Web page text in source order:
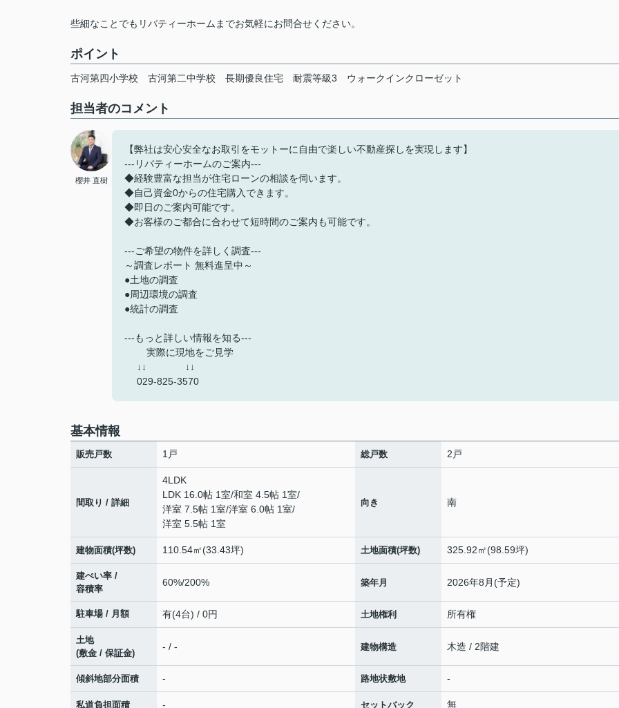
些細なことでもリバティーホームまでお気軽にお問合せください。
ポイント
古河第四小学校 古河第二中学校 長期優良住宅 耐震等級3 ウォークインクローゼット
担当者のコメント
櫻井 直樹
【弊社は安心安全なお取引をモットーに自由で楽しい不動産探しを実現します】
---リバティーホームのご案内---
◆経験豊富な担当が住宅ローンの相談を伺います。
◆自己資金0からの住宅購入できます。
◆即日のご案内可能です。
◆お客様のご都合に合わせて短時間のご案内も可能です。
---ご希望の物件を詳しく調査---
～調査レポート 無料進呈中～
●土地の調査
●周辺環境の調査
●統計の調査
---もっと詳しい情報を知る---
実際に現地をご見学
↓↓ ↓↓
029-825-3570
基本情報
販売戸数 1戸 総戸数 2戸
間取り / 詳細
4LDK
LDK 16.0帖 1室/和室 4.5帖 1室/
洋室 7.5帖 1室/洋室 6.0帖 1室/
洋室 5.5帖 1室
向き 南
建物面積(坪数) 110.54㎡(33.43坪) 土地面積(坪数) 325.92㎡(98.59坪)
建ぺい率 /
容積率
60%/200% 築年月 2026年8月(予定)
駐車場 / 月額 有(4台) / 0円 土地権利 所有権
土地
(敷金 / 保証金)
- / - 建物構造 木造 / 2階建
傾斜地部分面積 - 路地状敷地 -
私道負担面積 - セットバック 無